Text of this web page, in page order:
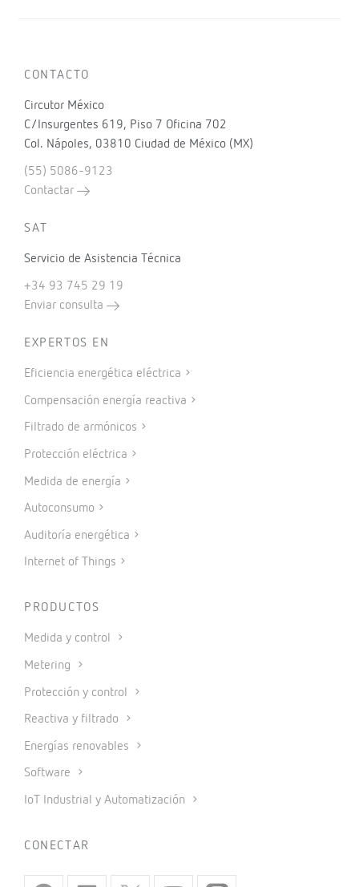
CONTACTO
Circutor México
C/Insurgentes 619, Piso 7 Oficina 702
Col. Nápoles, 03810 Ciudad de México (MX)
(55) 5086-9123
Contactar
SAT
Servicio de Asistencia Técnica
+34 93 745 29 19
Enviar consulta
EXPERTOS EN
Eficiencia energética eléctrica
Compensación energía reactiva
Filtrado de armónicos
Protección eléctrica
Medida de energía
Autoconsumo
Auditoría energética
Internet of Things
PRODUCTOS
Medida y control
Metering
Protección y control
Reactiva y filtrado
Energías renovables
Software
IoT Industrial y Automatización
CONECTAR